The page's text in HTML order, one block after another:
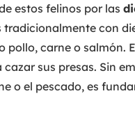
estos felinos por las
tradicionalmente con
pollo, carne o salmón.
cazar sus presas. Sin
o el pescado, es